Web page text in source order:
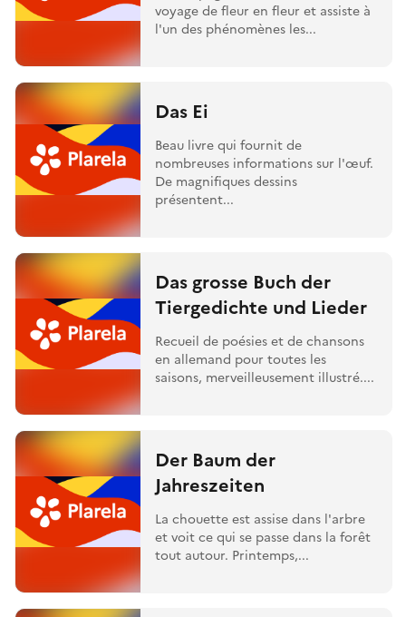
voyage de fleur en fleur et assiste à
l'un des phénomènes les...
Das Ei
Beau livre qui fournit de
nombreuses informations sur l'œuf.
De magnifiques dessins
présentent...
Das grosse Buch der
Tiergedichte und Lieder
Recueil de poésies et de chansons
en allemand pour toutes les
saisons, merveilleusement illustré....
Der Baum der
Jahreszeiten
La chouette est assise dans l'arbre
et voit ce qui se passe dans la forêt
tout autour. Printemps,...